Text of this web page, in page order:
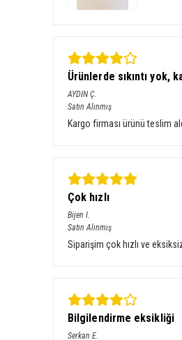
Ürünlerde sıkıntı yok,
AYDIN Ç.
Satın Alınmış
Kargo firması ürünü teslim
Çok hızlı
Bijen I.
Satın Alınmış
Siparişim çok hızlı ve
Bilgilendirme eksikliği
Serkan E.